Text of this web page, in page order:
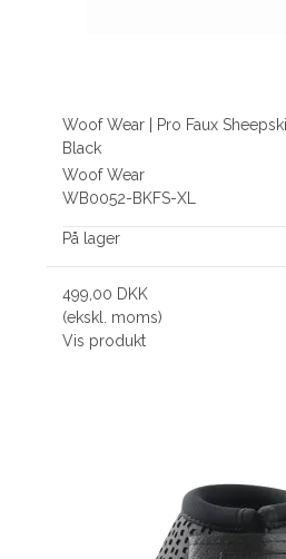
Woof Wear | Pro Faux
Black
Woof Wear
WB0052-BKFS-XL
På lager
499,00 DKK
(ekskl. moms)
Vis produkt